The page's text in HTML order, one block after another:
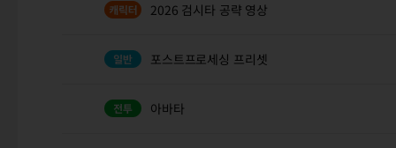
2026 검시타 공략 영상
포스트프로세싱 프리셋
아바타